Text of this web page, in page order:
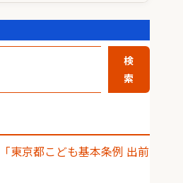
検
索
東京都こども基本条例 出前